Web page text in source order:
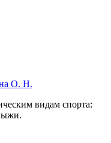
О. Н.
видам спорта: